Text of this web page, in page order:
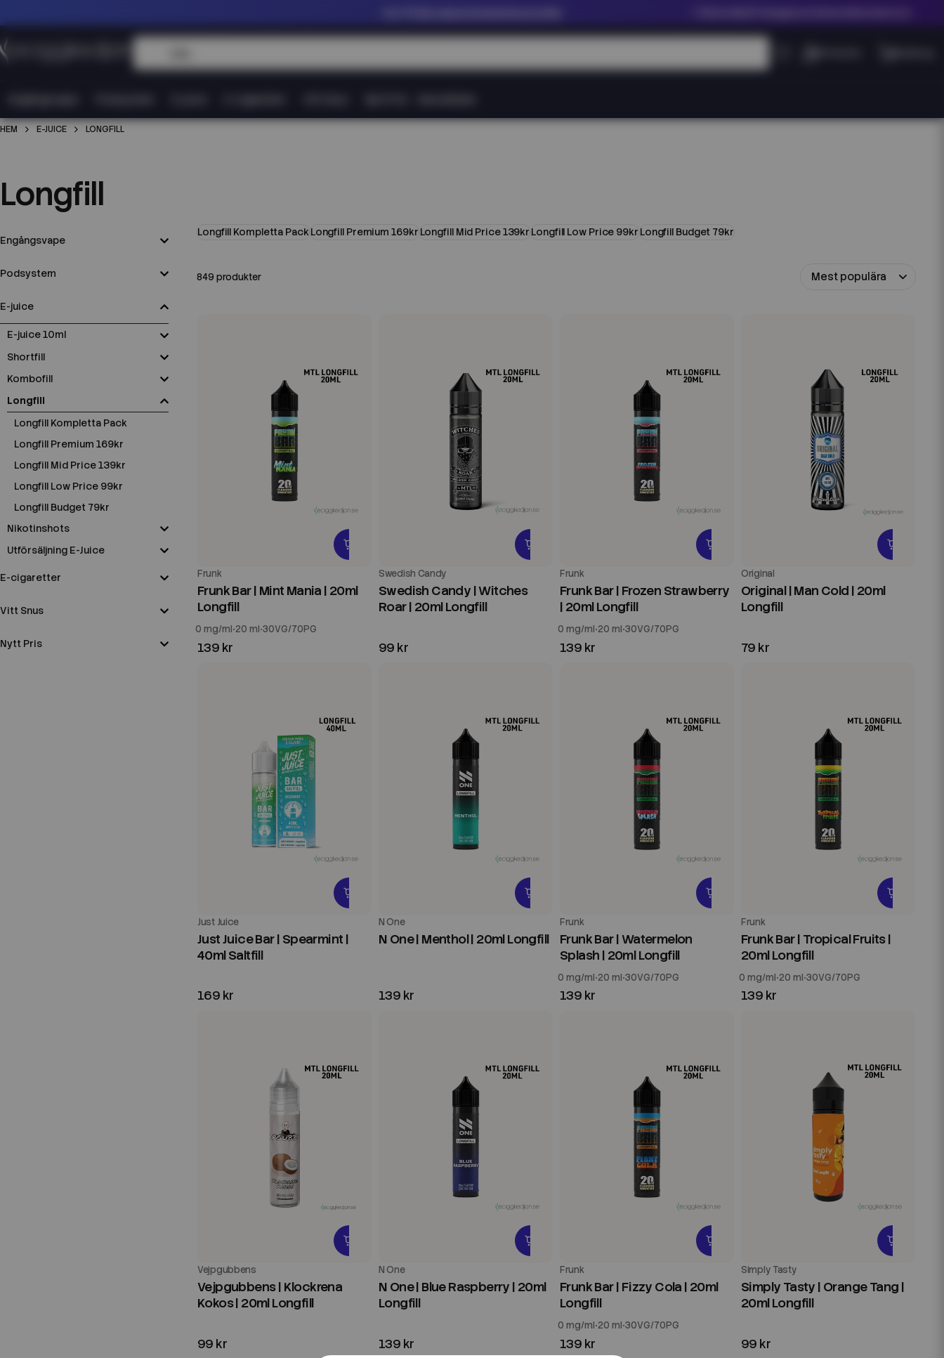
HEM E-JUICE LONGFILL
Longfill
Engångsvape
Podsystem
E-juice
E-juice 10ml
Shortfill
Kombofill
Longfill
Longfill Kompletta Pack
Longfill Premium 169kr
Longfill Mid Price 139kr
Longfill Low Price 99kr
Longfill Budget 79kr
Nikotinshots
Utförsäljning E-Juice
E-cigaretter
Vitt Snus
Nytt Pris
Longfill Kompletta PackLongfill Premium 169kr Longfill Mid Price 139kr Longfill Low Price 99kr Longfill Budget 79kr
849 produkter Mest populära
Frunk
Frunk Bar | Mint Mania | 20ml
Longfill
0 mg/ml 20 ml 30VG/70PG
139 kr
Swedish Candy
Swedish Candy | Witches
Roar | 20ml Longfill
99 kr
Frunk
Frunk Bar | Frozen Strawberry
| 20ml Longfill
0 mg/ml 20 ml 30VG/70PG
139 kr
Original
Original | Man Cold | 20ml
Longfill
79 kr
Just Juice
Just Juice Bar | Spearmint |
40ml Saltfill
169 kr
N One
N One | Menthol | 20ml Longfill
139 kr
Frunk
Frunk Bar | Watermelon
Splash | 20ml Longfill
0 mg/ml 20 ml 30VG/70PG
139 kr
Frunk
Frunk Bar | Tropical Fruits |
20ml Longfill
0 mg/ml 20 ml 30VG/70PG
139 kr
Vejpgubbens
Vejpgubbens | Klockrena
Kokos | 20ml Longfill
99 kr
N One
N One | Blue Raspberry | 20ml
Longfill
139 kr
Frunk
Frunk Bar | Fizzy Cola | 20ml
Longfill
0 mg/ml 20 ml 30VG/70PG
139 kr
Simply Tasty
Simply Tasty | Orange Tang |
20ml Longfill
99 kr